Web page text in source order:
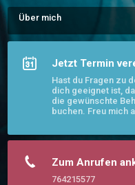
Über mich
Komplementärtherapeut mit
und Craniosacral Therapie.
Jetzt Termin
Hast du Fragen zu
dich geeignet ist,
die gewünschte
buchen. Freu mich
Zum Anrufen
764215577